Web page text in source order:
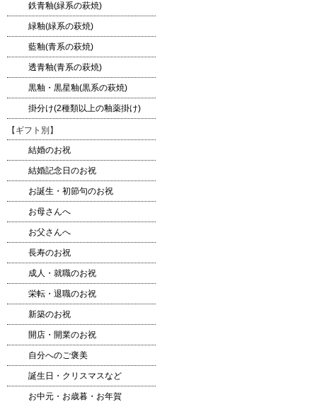
鉄青釉(緑系の萩焼)
緑釉(緑系の萩焼)
藍釉(青系の萩焼)
透青釉(青系の萩焼)
黒釉・黒星釉(黒系の萩焼)
掛分け(2種類以上の釉薬掛け)
【ギフト別】
結婚のお祝
結婚記念日のお祝
お誕生・初節句のお祝
お母さんへ
お父さんへ
長寿のお祝
成人・就職のお祝
栄転・退職のお祝
新築のお祝
開店・開業のお祝
自分へのご褒美
誕生日・クリスマスなど
お中元・お歳暮・お年賀